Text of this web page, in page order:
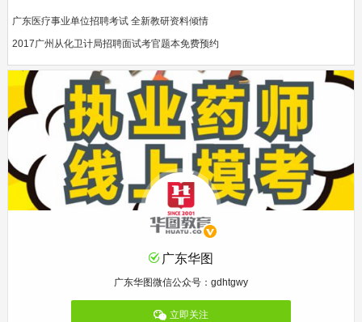
广东医疗事业单位招聘考试 全新教研资料倾情
2017广州从化卫计局招聘面试考官题本免费预约
广东华图
广东华图微信公众号：gdhtgwy
立即关注